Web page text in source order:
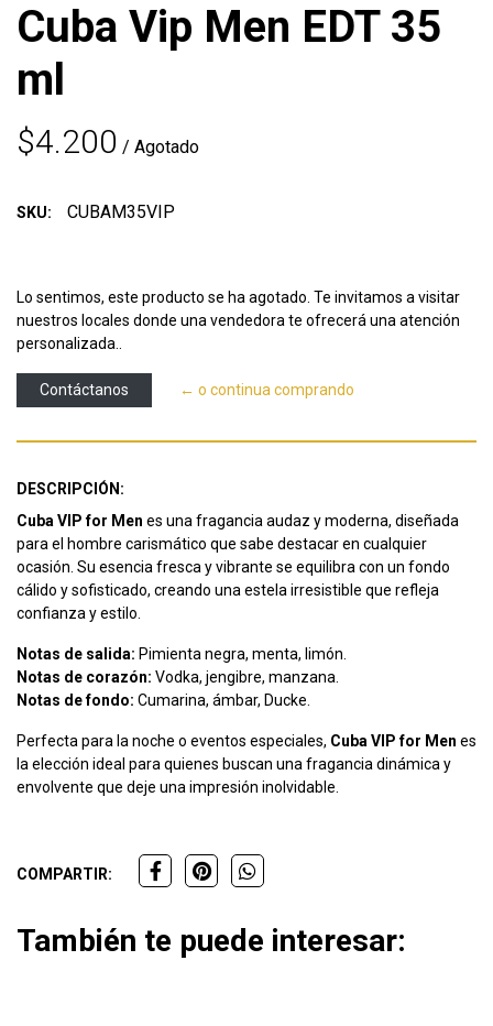
Cuba Vip Men EDT 35
ml
$4.200 / Agotado
SKU: CUBAM35VIP
Lo sentimos, este producto se ha agotado. Te invitamos a visitar
nuestros locales donde una vendedora te ofrecerá una atención
personalizada..
Contáctanos ← o continua comprando
DESCRIPCIÓN:
Cuba VIP for Men es una fragancia audaz y moderna, diseñada
para el hombre carismático que sabe destacar en cualquier
ocasión. Su esencia fresca y vibrante se equilibra con un fondo
cálido y sofisticado, creando una estela irresistible que refleja
confianza y estilo.
Notas de salida: Pimienta negra, menta, limón.
Notas de corazón: Vodka, jengibre, manzana.
Notas de fondo: Cumarina, ámbar, Ducke.
Perfecta para la noche o eventos especiales, Cuba VIP for Men es
la elección ideal para quienes buscan una fragancia dinámica y
envolvente que deje una impresión inolvidable.
COMPARTIR:
También te puede interesar: